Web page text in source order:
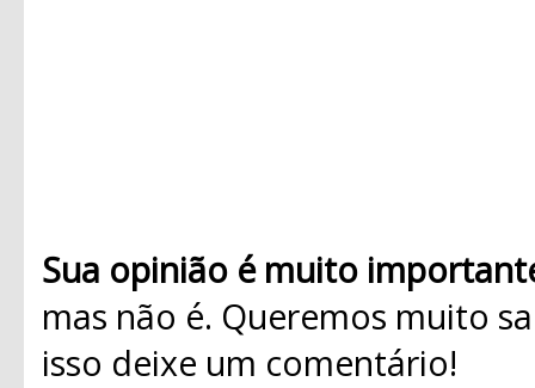
Sua opinião é muito
mas não é. Queremos muito
isso deixe um comentário!